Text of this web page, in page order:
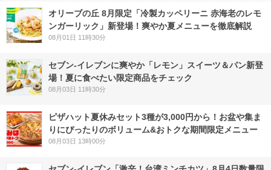
オリーブの丘 8月限定「冷製カッペリーニ 赤海老のレモ
ンガーリック」新登場！爽やか夏メニューを徹底解説
08月01日 11時30分
セブン‐イレブンに爽やか「レモン」スイーツ＆パン新登
場！夏に食べたい限定商品をチェック
08月03日 11時30分
ピザハット夏休みセット3種が3,000円から！お盆や集ま
りにぴったりのボリューム&おトクな期間限定メニュー
08月03日 13時00分